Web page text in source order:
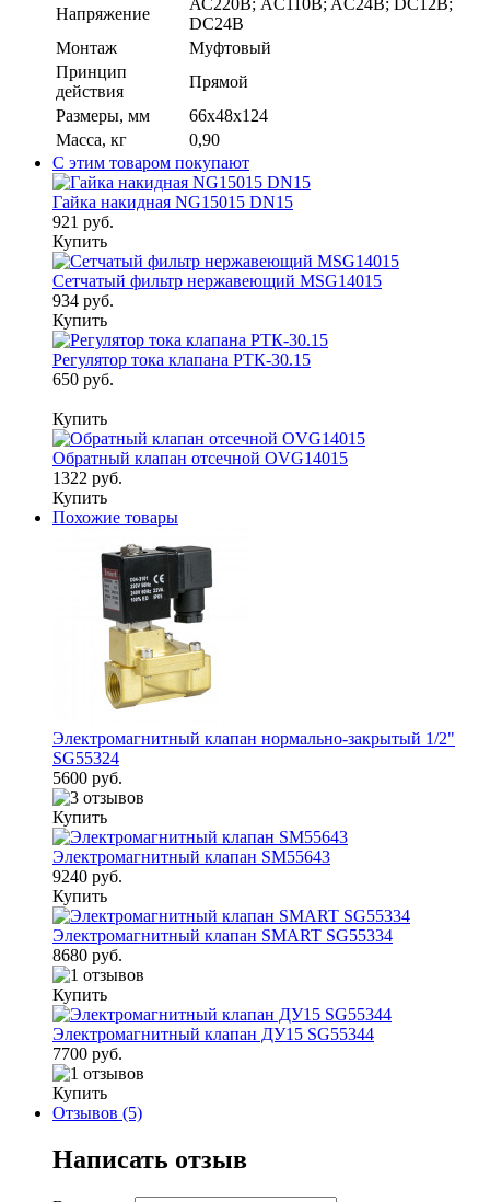
Напряжение
АС220В; AC110B; AC24B; DC12B;
DC24B
Монтаж
Муфтовый
Принцип
действия
Прямой
Размеры, мм
66x48x124
Масса, кг
0,90
С этим товаром покупают
Гайка накидная NG15015 DN15
921 руб.
Купить
Сетчатый фильтр нержавеющий MSG14015
934 руб.
Купить
Регулятор тока клапана РТК-30.15
650 руб.
Купить
Обратный клапан отсечной OVG14015
1322 руб.
Купить
Похожие товары
Электромагнитный клапан нормально-закрытый 1/2"
SG55324
5600 руб.
Купить
Электромагнитный клапан SM55643
9240 руб.
Купить
Электромагнитный клапан SMART SG55334
8680 руб.
Купить
Электромагнитный клапан ДУ15 SG55344
7700 руб.
Купить
Отзывов (5)
Написать отзыв